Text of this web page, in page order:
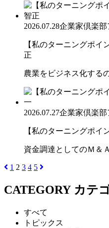
2026.07.28企業家倶楽
【私のターニングポ
正
農業をビジネス化する
2026.07.27企業家倶楽
【私のターニングポ
資金調達としてのＭ＆
1 2 3 4 5
CATEGORY カテ
すべて
トピックス